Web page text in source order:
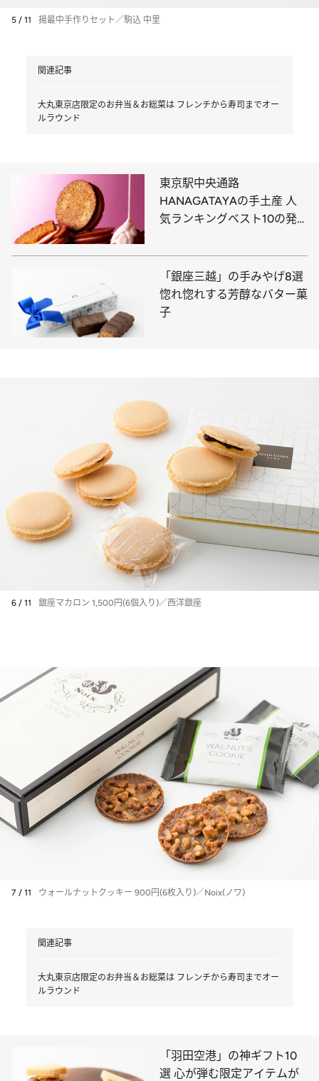
5 / 11 揚最中手作りセット／駒込 中里
関連記事
大丸東京店限定のお弁当＆お総菜は フレンチから寿司までオー
ルラウンド
東京駅中央通路
HANAGATAYAの手土産 人
気ランキングベスト10の発
「銀座三越」の手みやげ8選
惚れ惚れする芳醇なバター菓
子
6 / 11 銀座マカロン 1,500円(6個入り)／西洋銀座
7 / 11 ウォールナットクッキー 900円(6枚入り)／Noix(ノワ)
関連記事
大丸東京店限定のお弁当＆お総菜は フレンチから寿司までオー
ルラウンド
「羽田空港」の神ギフト10
選 心が弾む限定アイテムが